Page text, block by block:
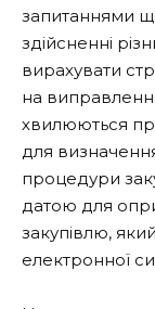
запитаннями
здійсненні
вирахувати
на
хвилюються
для
процедури
датою для
закупівлю,
електронної